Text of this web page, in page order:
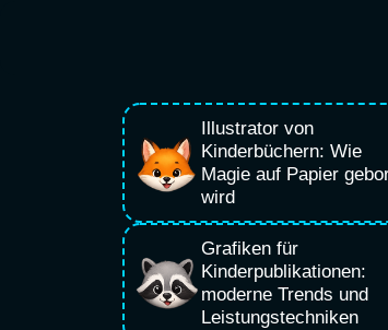
Illustrator von
Kinderbüchern: Wie
Magie auf Papier
wird
Grafiken für
Kinderpublikationen:
moderne Trends und
Leistungstechniken